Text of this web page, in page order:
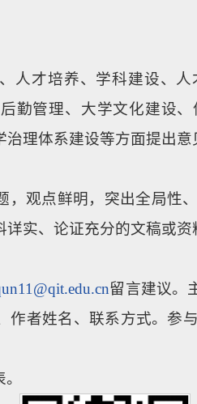
人才培养、学科建设、
勤管理、大学文化建设
理体系建设等方面提出意
，观点鲜明，突出全局性
实、论证充分的文稿或资
留言建议。
作者姓名、联系方式。参